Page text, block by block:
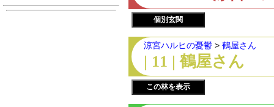
個別玄関
涼宮ハルヒの憂鬱 > 鶴屋さん
| 11 | 鶴屋さん
この林を表示